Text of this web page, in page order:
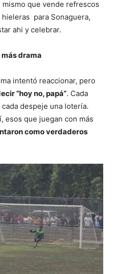
que vende refrescos
para Sonaguera,
ahi y celebrar.
drama
intentó reaccionar, pero
“hoy no, papá”. Cada
despeje una lotería.
esos que juegan con más
como verdaderos